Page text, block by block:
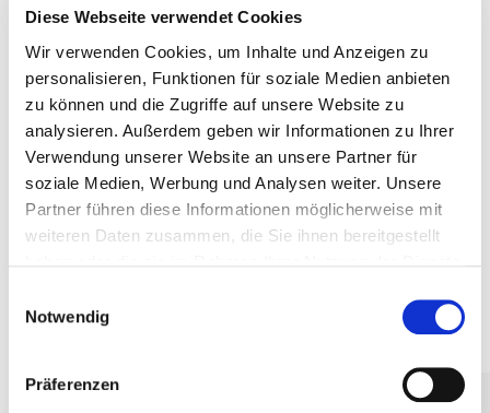
Diese Webseite verwendet Cookies
Wir verwenden Cookies, um Inhalte und Anzeigen zu
personalisieren, Funktionen für soziale Medien anbieten
zu können und die Zugriffe auf unsere Website zu
analysieren. Außerdem geben wir Informationen zu Ihrer
Verwendung unserer Website an unsere Partner für
soziale Medien, Werbung und Analysen weiter. Unsere
Partner führen diese Informationen möglicherweise mit
weiteren Daten zusammen, die Sie ihnen bereitgestellt
Notwendig
Präferenzen
or 50 x 30 cm), the last number after the slash
designates the height of the original individual part in
cm. Extensions can be shortened.
ACCESSORIES
PRODUCTS